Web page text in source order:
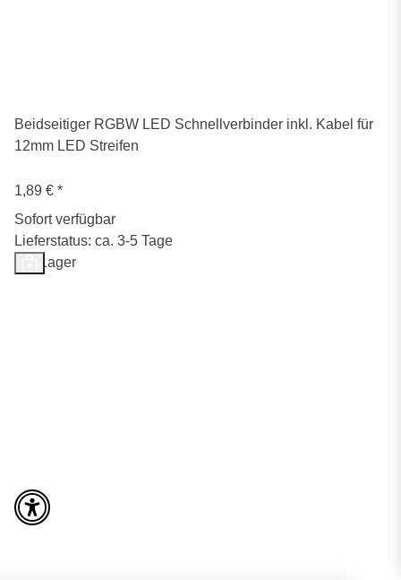
Beidseitiger RGBW LED Schnellverbinder inkl. Kabel für
12mm LED Streifen
1,89 € *
Sofort verfügbar
Lieferstatus: ca. 3-5 Tage
Auf Lager